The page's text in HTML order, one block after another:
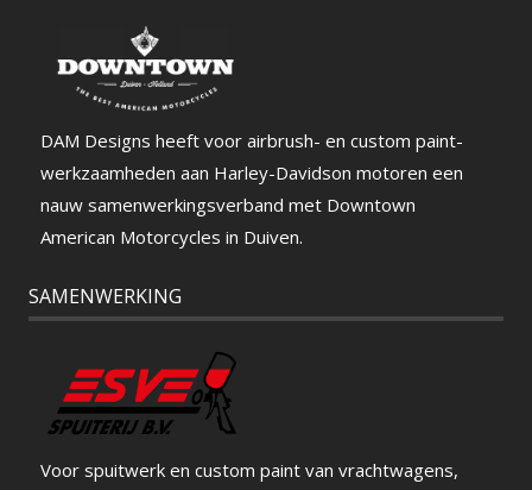
DAM Designs heeft voor airbrush- en custom paint-
werkzaamheden aan Harley-Davidson motoren een
nauw samenwerkingsverband met Downtown
American Motorcycles in Duiven.
SAMENWERKING
Voor spuitwerk en custom paint van vrachtwagens,